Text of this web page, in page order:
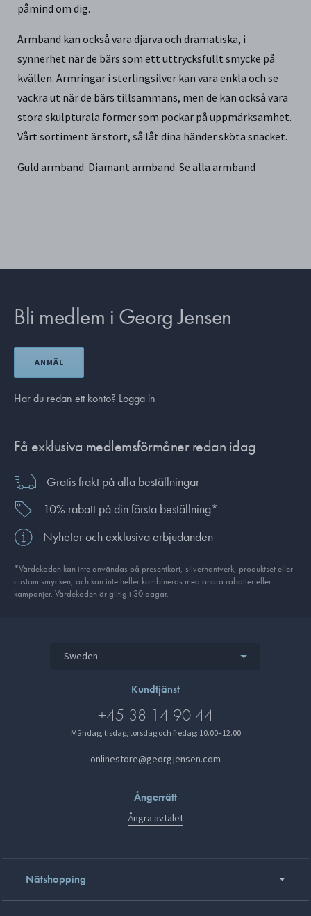
påmind om dig.
Armband kan också vara djärva och dramatiska, i
synnerhet när de bärs som ett uttrycksfullt smycke på
kvällen. Armringar i sterlingsilver kan vara enkla och se
vackra ut när de bärs tillsammans, men de kan också vara
stora skulpturala former som pockar på uppmärksamhet.
Vårt sortiment är stort, så låt dina händer sköta snacket.
Guld armband Diamant armband Se alla armband
Bli medlem i Georg Jensen
ANMÄL
Har du redan ett konto? Logga in
Få exklusiva medlemsförmåner redan idag
Gratis frakt på alla beställningar
10% rabatt på din första beställning*
Nyheter och exklusiva erbjudanden
*Värdekoden kan inte användas på presentkort, silverhantverk, produkt­set eller
custom smycken, och kan inte heller kombineras med andra rabatter eller
kampanjer. Värdekoden är giltig i 30 dagar.
Sweden
Kundtjänst
+45 38 14 90 44
Måndag, tisdag, torsdag och fredag: 10.00–12.00
onlinestore@georgjensen.com
Ångerrätt
Ångra avtalet
Nätshopping